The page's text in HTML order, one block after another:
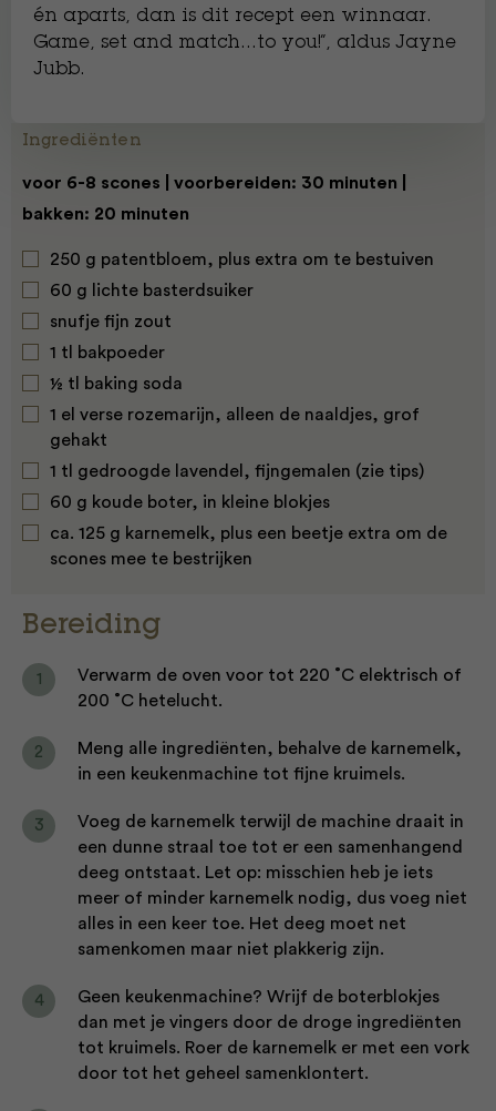
én aparts, dan is dit recept een winnaar.
Game, set and match…to you!”, aldus Jayne
Jubb.
Ingrediënten
voor 6-8 scones | voorbereiden: 30 minuten |
bakken: 20 minuten
250 g patentbloem, plus extra om te bestuiven
60 g lichte basterdsuiker
snufje fijn zout
1 tl bakpoeder
½ tl baking soda
1 el verse rozemarijn, alleen de naaldjes, grof
gehakt
1 tl gedroogde lavendel, fijngemalen (zie tips)
60 g koude boter, in kleine blokjes
ca. 125 g karnemelk, plus een beetje extra om de
scones mee te bestrijken
Bereiding
Verwarm de oven voor tot 220 ˚C elektrisch of
200 ˚C hetelucht.
Meng alle ingrediënten, behalve de karnemelk,
in een keukenmachine tot fijne kruimels.
Voeg de karnemelk terwijl de machine draait in
een dunne straal toe tot er een samenhangend
deeg ontstaat. Let op: misschien heb je iets
meer of minder karnemelk nodig, dus voeg niet
alles in een keer toe. Het deeg moet net
samenkomen maar niet plakkerig zijn.
Geen keukenmachine? Wrijf de boterblokjes
dan met je vingers door de droge ingrediënten
tot kruimels. Roer de karnemelk er met een vork
door tot het geheel samenklontert.